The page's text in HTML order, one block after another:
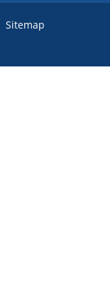
Sitemap